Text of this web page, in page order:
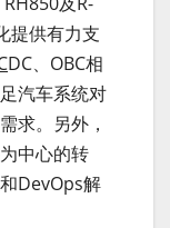
提供有力支
DC、OBC相
汽车系统对
求。另外，
中心的转
DevOps解